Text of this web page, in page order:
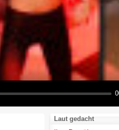
Laut gedacht